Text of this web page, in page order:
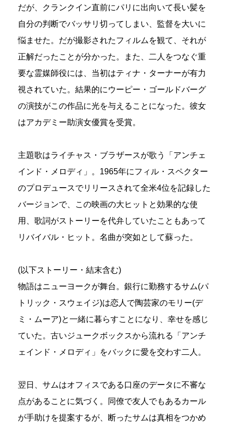
だが、クランクイン直前にパリに出向いて長い髪を
自分の判断でバッサリ切ってしまい、監督を大いに
悩ませた。だが撮影されたフィルムを観て、それが
正解だったことが分かった。また、二人をつなぐ重
要な霊媒師役には、当初はティナ・ターナーが有力
視されていた。結果的にウーピー・ゴールドバーグ
の演技がこの作品に光を与えることになった。彼女
はアカデミー助演女優賞を受賞。
主題歌はライチャス・ブラザースが歌う「アンチェ
インド・メロディ」。1965年にフィル・スペクター
のプロデュースでリリースされて全米4位を記録した
バージョンで、この映画の大ヒットと効果的な使
用、歌詞がストーリーを代弁していたこともあって
リバイバル・ヒット。名曲が突如として蘇った。
(以下ストーリー・結末含む)
物語はニューヨークが舞台。銀行に勤務するサム(パ
トリック・スウェイジ)は恋人で陶芸家のモリー(デ
ミ・ムーア)と一緒に暮らすことになり、幸せを感じ
ていた。古いジュークボックスから流れる「アンチ
ェインド・メロディ」をバックに愛を交わす二人。
翌日、サムはオフィスである口座のデータに不審な
点があることに気づく。同僚で友人でもあるカール
が手助けを提案するが、断ったサムは真相をつかめ